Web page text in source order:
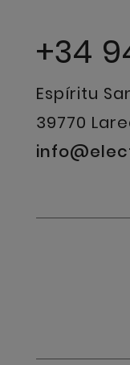
+34
Espíritu
39770